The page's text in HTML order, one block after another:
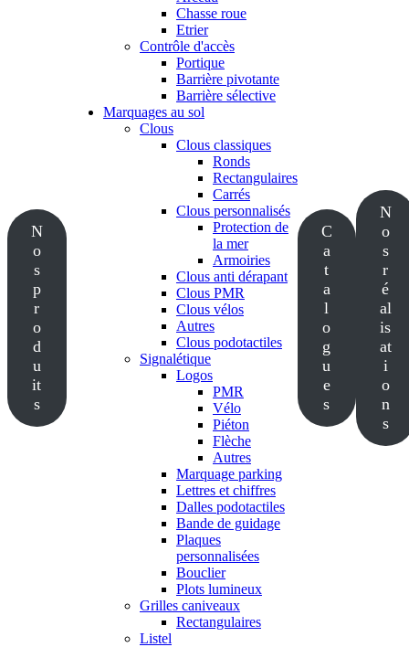
N
o
s
p
r
o
d
u
it
s
Chasse roue
Etrier
Contrôle d'accès
Portique
Barrière pivotante
Barrière sélective
Marquages au sol
Clous
Clous classiques
Ronds
Rectangulaires
Carrés
Clous personnalisés
Protection de
la mer
Armoiries
Clous anti dérapant
Clous PMR
Clous vélos
Autres
Clous podotactiles
Signalétique
Logos
PMR
Vélo
Piéton
Flèche
Autres
Marquage parking
Lettres et chiffres
Dalles podotactiles
Bande de guidage
Plaques
personnalisées
Bouclier
Plots lumineux
Grilles caniveaux
Rectangulaires
Listel
C
a
t
a
l
o
g
u
e
s
N
o
s
r
é
al
is
at
i
o
n
s